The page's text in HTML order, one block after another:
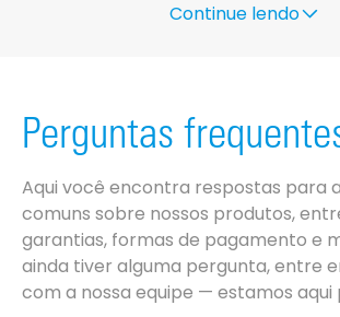
mais eficiente e com menor impacto
•garantia Daikin: 2 anos para o
Dúvidas frequentes sobre o
18.000 BTUs Daikin
Continue lendo
Perguntas
Aqui você encontra respostas para
comuns sobre nossos produtos,
garantias, formas de pagamento e
ainda tiver alguma pergunta, entre
com a nossa equipe — estamos aqui